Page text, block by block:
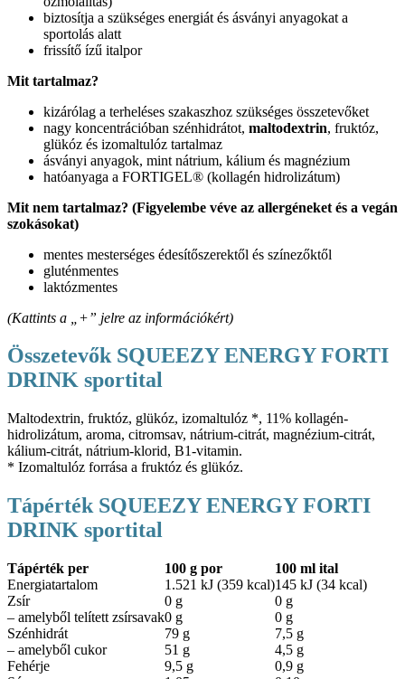
biztosítja a szükséges energiát és ásványi anyagokat a
sportolás alatt
frissítő ízű italpor
Mit tartalmaz?
kizárólag a terheléses szakaszhoz szükséges összetevőket
nagy koncentrációban szénhidrátot, maltodextrin, fruktóz,
glükóz és izomaltulóz tartalmaz
ásványi anyagok, mint nátrium, kálium és magnézium
hatóanyaga a FORTIGEL® (kollagén hidrolizátum)
Mit nem tartalmaz? (Figyelembe véve az allergéneket és a vegán
szokásokat)
mentes mesterséges édesítőszerektől és színezőktől
gluténmentes
laktózmentes
(Kattints a „+” jelre az információkért)
Összetevők SQUEEZY ENERGY FORTI
DRINK sportital
Maltodextrin, fruktóz, glükóz, izomaltulóz *, 11% kollagén-
hidrolizátum, aroma, citromsav, nátrium-citrát, magnézium-citrát,
kálium-citrát, nátrium-klorid, B1-vitamin.
* Izomaltulóz forrása a fruktóz és glükóz.
Tápérték SQUEEZY ENERGY FORTI
DRINK sportital
Tápérték per 100 g por
100 ml ital
Energiatartalom
1.521 kJ (359 kcal)145 kJ (34 kcal)
Zsír
– amelyből telített zsírsavak
0 g
0 g
0 g
0 g
Szénhidrát
– amelyből cukor
79 g
51 g
7,5 g
4,5 g
Fehérje
9,5 g
0,9 g